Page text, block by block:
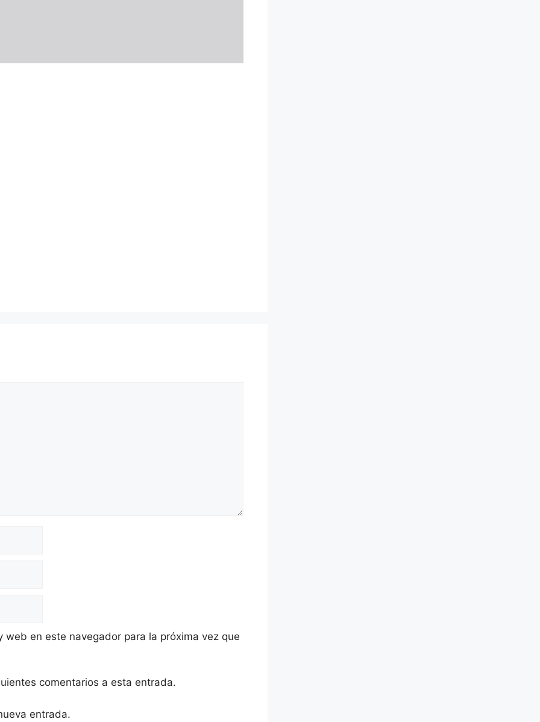
en este navegador para la próxima vez que
comentarios a esta entrada.
entrada.